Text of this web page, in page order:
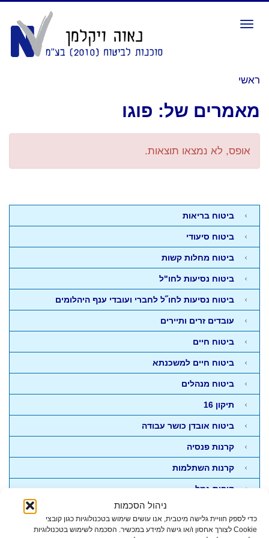
ניהול הסכמות
כדי לספק חוויית גלישה מיטבית, אנו עושים שימוש בטכנולוגיות כגון קובצי
Cookie לצורך אחסון ו/או גישה למידע במכשיר. הסכמה לשימוש בטכנולוגיות
תפריט
ראשי
מאמרים של: פוגו
אופס, לא נמצאו תוצאות.
ביטוח בריאות
ביטוח סיעודי
ביטוח מחלות קשות
ביטוח נסיעות לחו"ל
ביטוח נסיעות לחו˝ל לחברי ועובדי ענף היהלומים
עובדים זרים ותיירים
ביטוח חיים
ביטוח חיים למשכנתא
ביטוח מנהלים
תיקון 16
ביטוח אובדן כושר עבודה
קרנות פנסיה
קרנות השתלמות
קופות גמל
קופת גמל להשקעה
חסכונות והשקעות